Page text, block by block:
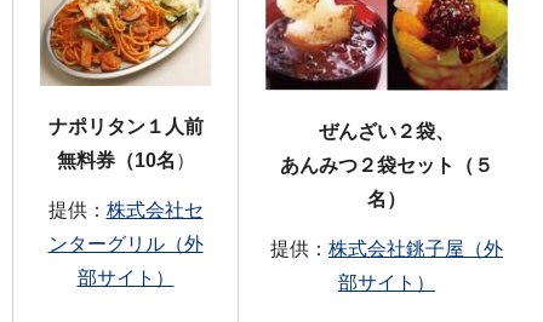
ナポリタン１人前
無料券（10名 ）
提供： 株式会社セ
ンターグリル（外
部サイト）
ぜんざい２袋、
あんみつ２袋セット（５
名）
提供： 株式会社銚子屋（外
部サイト）